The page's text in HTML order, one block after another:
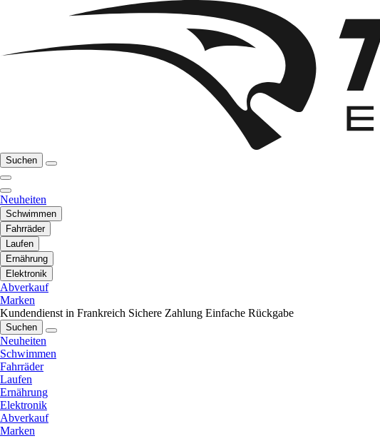
Suchen
Neuheiten
Schwimmen
Fahrräder
Laufen
Ernährung
Elektronik
Abverkauf
Marken
Kundendienst in Frankreich Sichere Zahlung Einfache Rückgabe
Suchen
Neuheiten
Schwimmen
Fahrräder
Laufen
Ernährung
Elektronik
Abverkauf
Marken